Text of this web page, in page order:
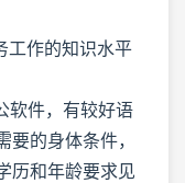
工作的知识水平
软件，有较好语
的身体条件，
历和年龄要求见